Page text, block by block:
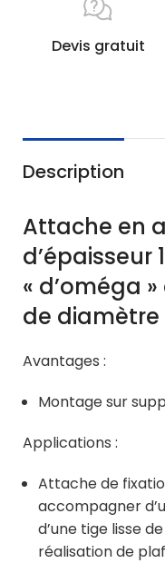
Devis gratuit
Description
Attache en
d’épaisseur
« d’oméga
de diamètre
Avantages :
Montage sur
Applications :
Attache de
accompagner
d’une tige lisse
réalisation de